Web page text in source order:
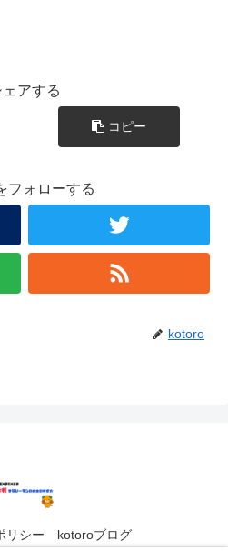
ェアする
コピー
フォローする
kotoro
リシー kotoroブログ